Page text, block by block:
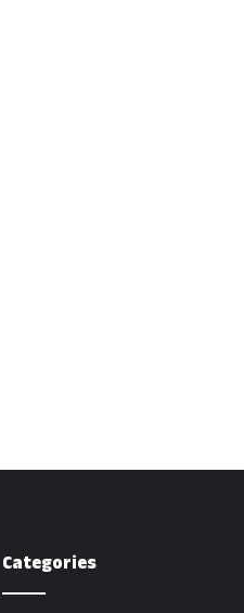
Categories